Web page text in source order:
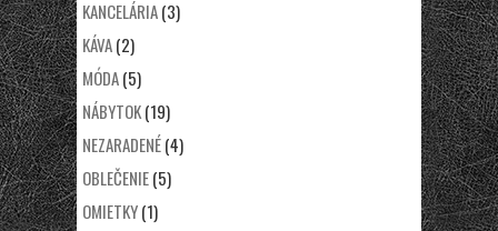
KANCELÁRIA(3)
KÁVA(2)
MÓDA(5)
NÁBYTOK(19)
NEZARADENÉ(4)
OBLEČENIE(5)
OMIETKY(1)